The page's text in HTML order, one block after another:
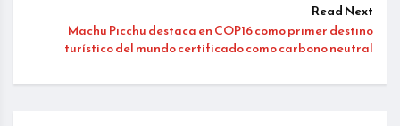
Read Next
Machu Picchu destaca en COP16 como primer destino
turístico del mundo certificado como carbono neutral